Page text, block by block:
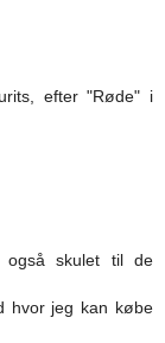
efter "Røde" i
skulet til de
hvor jeg kan købe